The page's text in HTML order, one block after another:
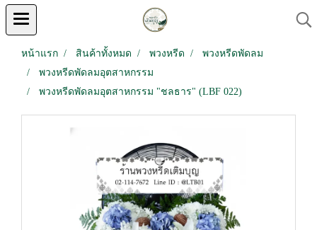
หน้าแรก สินค้าทั้งหมด พวงหรีด
พวงหรีดพัดลม
พวงหรีดพัดลมอุตสาหกรรม
พวงหรีดพัดลมอุตสาหกรรม "ชลธาร" (LBF 022)